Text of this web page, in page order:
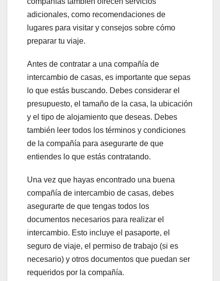
adicionales, como recomendaciones de
lugares para visitar y consejos sobre cómo
preparar tu viaje.
Antes de contratar a una compañía de
intercambio de casas, es importante que sepas
lo que estás buscando. Debes considerar el
presupuesto, el tamaño de la casa, la ubicación
y el tipo de alojamiento que deseas. Debes
también leer todos los términos y condiciones
de la compañía para asegurarte de que
entiendes lo que estás contratando.
Una vez que hayas encontrado una buena
compañía de intercambio de casas, debes
asegurarte de que tengas todos los
documentos necesarios para realizar el
intercambio. Esto incluye el pasaporte, el
seguro de viaje, el permiso de trabajo (si es
necesario) y otros documentos que puedan ser
requeridos por la compañía.